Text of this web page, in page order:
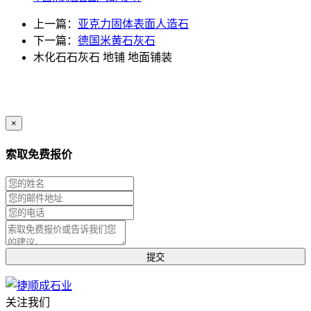
上一篇： 亚克力固体表面人造石
下一篇： 德国米黄石灰石
木化石石灰石 地铺 地面铺装
×
索取免费报价
关注我们